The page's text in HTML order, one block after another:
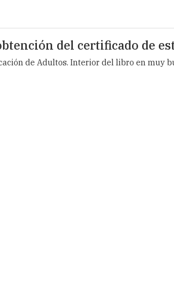
del certificado de
de Adultos. Interior del libro en muy